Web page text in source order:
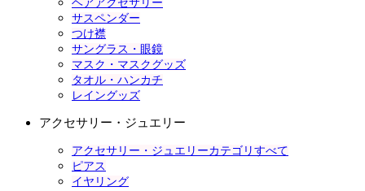
ヘアアクセサリー
サスペンダー
つけ襟
サングラス・眼鏡
マスク・マスクグッズ
タオル・ハンカチ
レイングッズ
アクセサリー・ジュエリー
アクセサリー・ジュエリーカテゴリすべて
ピアス
イヤリング